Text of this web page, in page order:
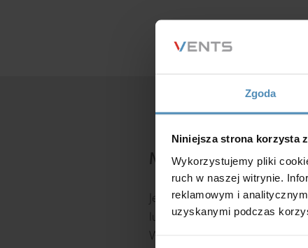
Zgoda
Niniejsza strona korzysta
Wykorzystujemy pliki
ruch w naszej witrynie.
reklamowym i
uzyskanymi podczas
Masz pytania?
Jeśli masz jakiekolwiek
lub sugestie, chętnie Ci
Wypełnij poniższy formularz